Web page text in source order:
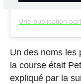
Un des noms les
la course était
expliqué par la